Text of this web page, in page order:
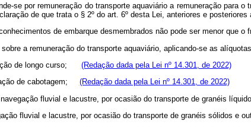
se por remuneração do transporte aquaviário a remuneração
de que trata o § 2º do art. 6º desta Lei, anteriores e
de embarque desmembrados não pode ser menor que o
a remuneração do transporte aquaviário, aplicando-se as
de longo curso;
(Redação dada pela Lei nº 14.301, de 2022)
de cabotagem;
(Redação dada pela Lei nº 14.301, de 2022)
fluvial e lacustre, por ocasião do transporte de granéis
fluvial e lacustre, por ocasião do transporte de granéis sólidos e